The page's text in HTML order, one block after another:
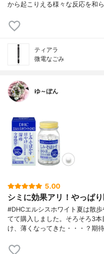
から起こりえる様々な反応を和
ティアラ
微電なごみ
ゆ～ぽん
5.00
シミに効果アリ！やっぱ
#DHCエルシスホワイト夏は散
てて購入しました。そろそろ3
け、薄くなってきた・・・？期